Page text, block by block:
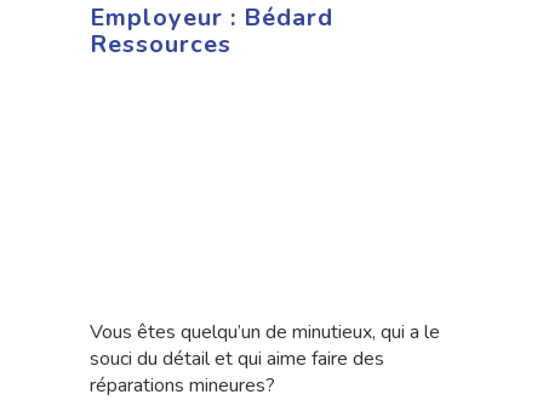
Employeur : Bédard
Ressources
Vous êtes quelqu’un de minutieux, qui a le
souci du détail et qui aime faire des
réparations mineures?